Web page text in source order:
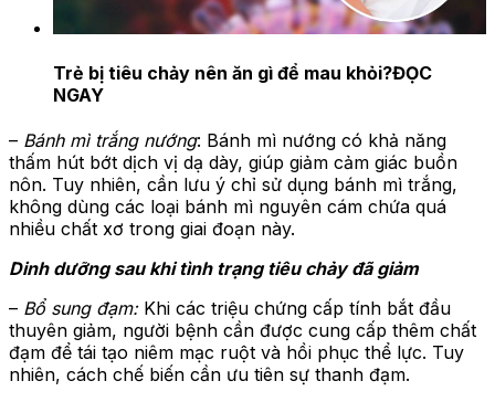
Trẻ bị tiêu chảy nên ăn gì để mau khỏi?ĐỌC
NGAY
– Bánh mì trắng nướng: Bánh mì nướng có khả năng
thấm hút bớt dịch vị dạ dày, giúp giảm cảm giác buồn
nôn. Tuy nhiên, cần lưu ý chỉ sử dụng bánh mì trắng,
không dùng các loại bánh mì nguyên cám chứa quá
nhiều chất xơ trong giai đoạn này.
Dinh dưỡng sau khi tình trạng tiêu chảy đã giảm
– Bổ sung đạm: Khi các triệu chứng cấp tính bắt đầu
thuyên giảm, người bệnh cần được cung cấp thêm chất
đạm để tái tạo niêm mạc ruột và hồi phục thể lực. Tuy
nhiên, cách chế biến cần ưu tiên sự thanh đạm.